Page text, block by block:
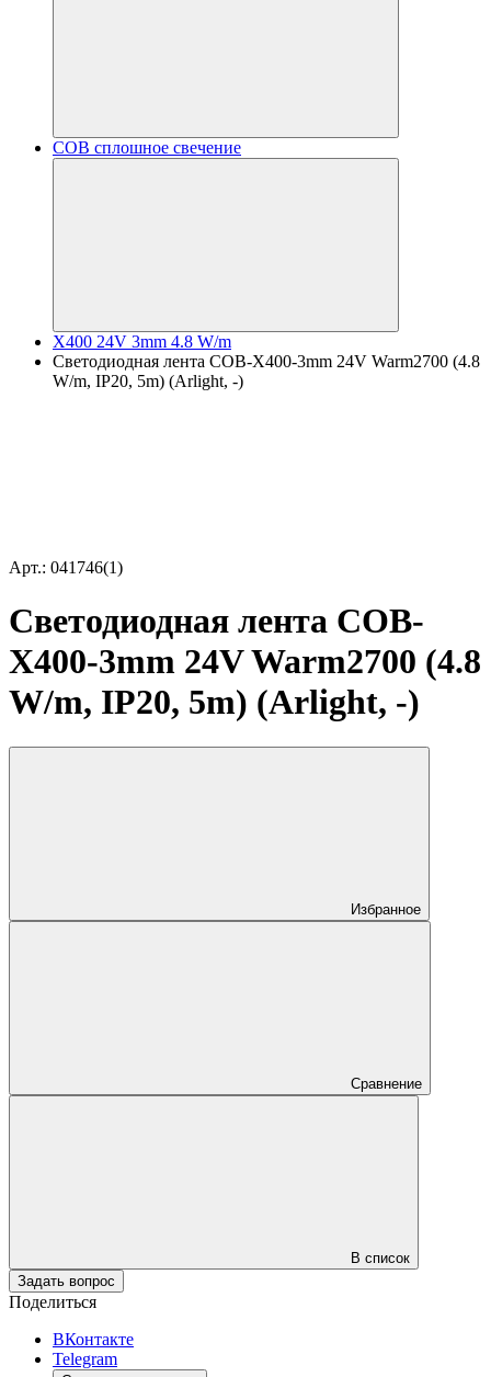
COB сплошное свечение
X400 24V 3mm 4.8 W/m
Светодиодная лента COB-X400-3mm 24V Warm2700 (4.8
W/m, IP20, 5m) (Arlight, -)
Арт.: 041746(1)
Светодиодная лента COB-
X400-3mm 24V Warm2700 (4.8
W/m, IP20, 5m) (Arlight, -)
Избранное
Сравнение
В список
Задать вопрос
Поделиться
ВКонтакте
Telegram